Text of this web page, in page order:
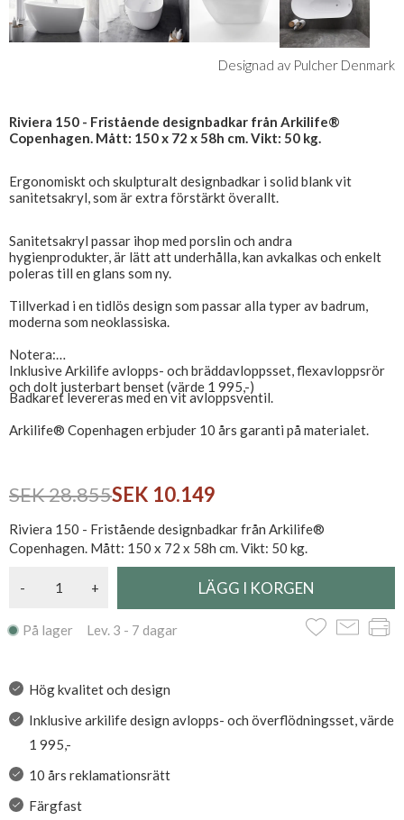
Designad av Pulcher Denmark
Riviera 150 - Fristående designbadkar från Arkilife®
Copenhagen. Mått: 150 x 72 x 58h cm. Vikt: 50 kg.
Ergonomiskt och skulpturalt designbadkar i solid blank vit
sanitetsakryl, som är extra förstärkt överallt.
Sanitetsakryl passar ihop med porslin och andra
hygienprodukter, är lätt att underhålla, kan avkalkas och enkelt
poleras till en glans som ny.
Tillverkad i en tidlös design som passar alla typer av badrum,
moderna som neoklassiska.
Notera:
Inklusive Arkilife avlopps- och bräddavloppsset, flexavloppsrör
och dolt justerbart benset (värde 1 995,-)
Badkaret levereras med en vit avloppsventil.
Arkilife® Copenhagen erbjuder 10 års garanti på materialet.
SEK 28.855SEK 10.149
Riviera 150 - Fristående designbadkar från Arkilife®
Copenhagen. Mått: 150 x 72 x 58h cm. Vikt: 50 kg.
- +
På lager Lev. 3 - 7 dagar
Hög kvalitet och design
Inklusive arkilife design avlopps- och överflödningsset, värde
1 995,-
10 års reklamationsrätt
Färgfast